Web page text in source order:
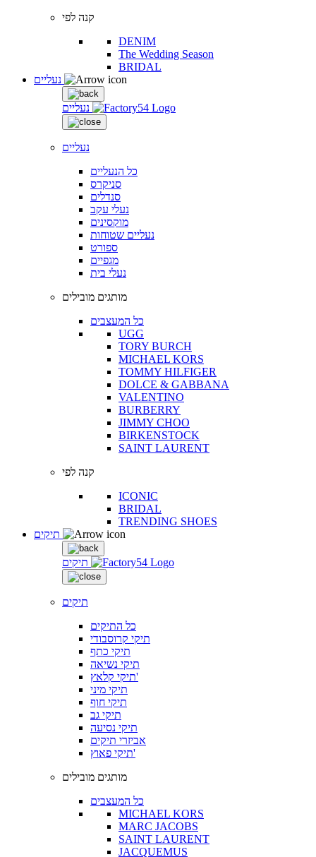
קנה לפי
DENIM
The Wedding Season
BRIDAL
נעליים
נעליים
כל הנעליים
סניקרס
סנדלים
נעלי עקב
מוקסינים
נעליים שטוחות
ספורט
מגפיים
נעלי בית
מותגים מובילים
כל המעצבים
UGG
TORY BURCH
MICHAEL KORS
TOMMY HILFIGER
DOLCE & GABBANA
VALENTINO
BURBERRY
JIMMY CHOO
BIRKENSTOCK
SAINT LAURENT
קנה לפי
ICONIC
BRIDAL
TRENDING SHOES
תיקים
תיקים
כל התיקים
תיקי קרוסבודי
תיקי כתף
תיקי נשיאה
תיקי קלאץ'
תיקי מיני
תיקי חוף
תיקי גב
תיקי נסיעה
אביזרי תיקים
תיקי פאוץ'
מותגים מובילים
כל המעצבים
MICHAEL KORS
MARC JACOBS
SAINT LAURENT
JACQUEMUS